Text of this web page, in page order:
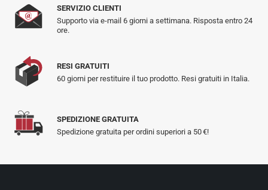
SERVIZIO CLIENTI
Supporto via e-mail 6 giorni a settimana. Risposta entro 24
ore.
RESI GRATUITI
60 giorni per restituire il tuo prodotto. Resi gratuiti in Italia.
SPEDIZIONE GRATUITA
Spedizione gratuita per ordini superiori a 50 €!